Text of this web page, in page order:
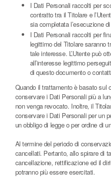
I Dati Personali raccolti per
contratto tra il Titolare e
sia completata l’esecuzione
I Dati Personali raccolti per
legittimo del Titolare saranno
tale interesse. L’Utente può
all’interesse legittimo
di questo documento o
Quando il trattamento è basato sul
conservare i Dati Personali più a
non venga revocato. Inoltre, il
conservare i Dati Personali per un
un obbligo di legge o per ordine di
Al termine del periodo di
cancellati. Pertanto, allo spirare di
cancellazione, rettificazione ed il
potranno più essere esercitati.